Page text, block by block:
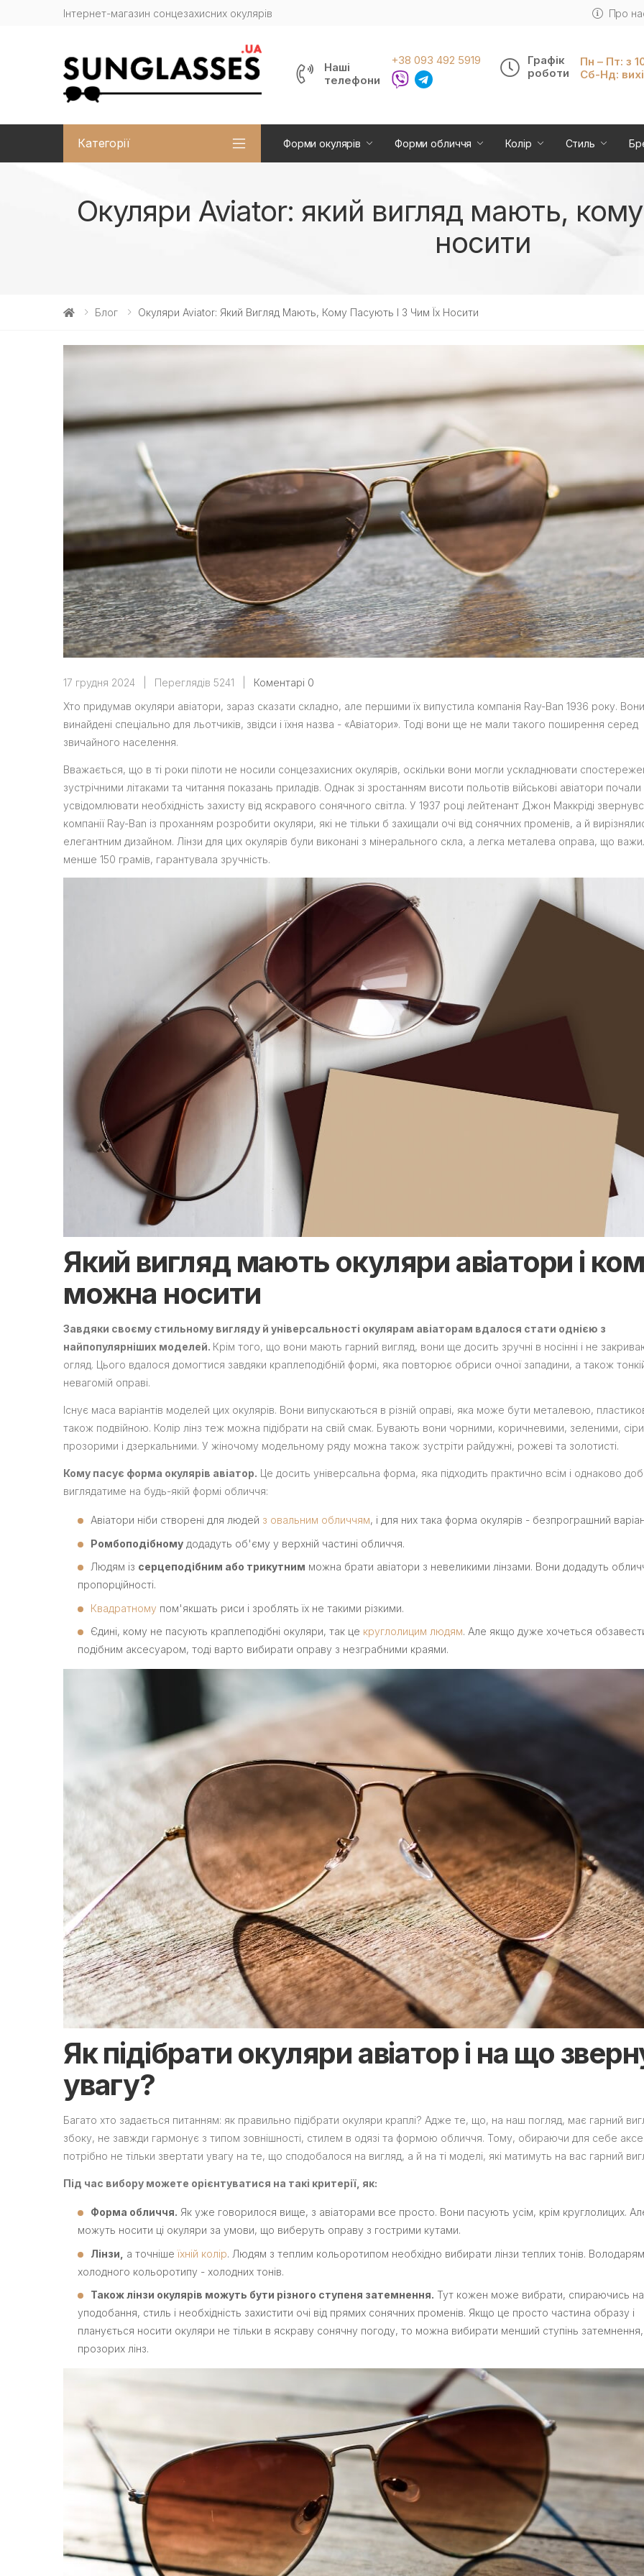
Інтернет-магазин сонцезахисних окулярів Про
Наші
телефони
+38 093 492 5919
Графік
роботи
Пн – Пт: з
Сб-Нд:
Категорії Форми окулярів Форми обличчя Колір Стиль
Окуляри Aviator: який вигляд мають, кому
носити
Блог Окуляри Aviator: Який Вигляд Мають, Кому Пасують І З Чим Їх Носити
17 грудня 2024 Переглядів 5241
Коментарі 0
Хто придумав окуляри авіатори, зараз сказати складно, але першими їх випустила компанія Ray-Ban 1936 року.
винайдені спеціально для льотчиків, звідси і їхня назва - «Авіатори». Тоді вони ще не мали такого поширення серед
звичайного населення.
Вважається, що в ті роки пілоти не носили сонцезахисних окулярів, оскільки вони могли ускладнювати
зустрічними літаками та читання показань приладів. Однак зі зростанням висоти польотів військові авіатори почали
усвідомлювати необхідність захисту від яскравого сонячного світла. У 1937 році лейтенант Джон Маккріді
компанії Ray-Ban із проханням розробити окуляри, які не тільки б захищали очі від сонячних променів, а й
елегантним дизайном. Лінзи для цих окулярів були виконані з мінерального скла, а легка металева оправа, що
менше 150 грамів, гарантувала зручність.
Який вигляд мають окуляри авіатори і
можна носити
Завдяки своєму стильному вигляду й універсальності окулярам авіаторам вдалося стати однією з
найпопулярніших моделей. Крім того, що вони мають гарний вигляд, вони ще досить зручні в носінні і не
огляд. Цього вдалося домогтися завдяки краплеподібній формі, яка повторює обриси очної западини, а також
невагомій оправі.
Існує маса варіантів моделей цих окулярів. Вони випускаються в різній оправі, яка може бути металевою,
також подвійною. Колір лінз теж можна підібрати на свій смак. Бувають вони чорними, коричневими, зеленими,
прозорими і дзеркальними. У жіночому модельному ряду можна також зустріти райдужні, рожеві та золотисті.
Кому пасує форма окулярів авіатор. Це досить універсальна форма, яка підходить практично всім і однаково
виглядатиме на будь-якій формі обличчя:
Авіатори ніби створені для людей з овальним обличчям, і для них така форма окулярів - безпрограшний
Ромбоподібному додадуть об'єму у верхній частині обличчя.
Людям із серцеподібним або трикутним можна брати авіатори з невеликими лінзами. Вони додадуть
пропорційності.
Квадратному пом'якшать риси і зроблять їх не такими різкими.
Єдині, кому не пасують краплеподібні окуляри, так це круглолицим людям. Але якщо дуже хочеться
подібним аксесуаром, тоді варто вибирати оправу з незграбними краями.
Як підібрати окуляри авіатор і на що
увагу?
Багато хто задається питанням: як правильно підібрати окуляри краплі? Адже те, що, на наш погляд, має гарний
збоку, не завжди гармонує з типом зовнішності, стилем в одязі та формою обличчя. Тому, обираючи для себе
потрібно не тільки звертати увагу на те, що сподобалося на вигляд, а й на ті моделі, які матимуть на вас гарний
Під час вибору можете орієнтуватися на такі критерії, як:
Форма обличчя. Як уже говорилося вище, з авіаторами все просто. Вони пасують усім, крім круглолицих.
можуть носити ці окуляри за умови, що виберуть оправу з гострими кутами.
Лінзи,
а точнішеїхній колір. Людям з теплим кольоротипом необхідно вибирати лінзи теплих тонів. Володарям
холодного кольоротипу - холодних тонів.
Також лінзи окулярів можуть бути різного ступеня затемнення. Тут кожен може вибрати, спираючись на
уподобання, стиль і необхідність захистити очі від прямих сонячних променів. Якщо це просто частина образу і
планується носити окуляри не тільки в яскраву сонячну погоду, то можна вибирати менший ступінь
прозорих лінз.